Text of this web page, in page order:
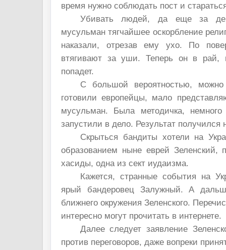
время нужно соблюдать пост и
Убивать людей, да еще за
мусульман тягчайшее оскорбление
наказали, отрезав ему ухо. По
втягивают за уши. Теперь он в рай,
попадет.
С большой вероятностью, можно
готовили европейцы, мало
мусульман. Была методичка, немного
запустили в дело. Результат получился
Скрыться бандиты хотели на
образованием ныне еврей Зеленский,
хасиды, одна из сект иудаизма.
Кажется, странные события на
ярый бандеровец Залужный. А
ближнего окружения Зеленского.
интересно могут прочитать в интернете.
Далее следует заявление
против переговоров, даже вопреки